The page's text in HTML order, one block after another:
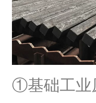
①基础工业